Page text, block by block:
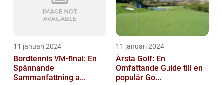
11 januari 2024
Bordtennis VM-final: En
Spännande
Sammanfattning a...
11 januari 2024
Årsta Golf: En
Omfattande Guide till en
populär Go...